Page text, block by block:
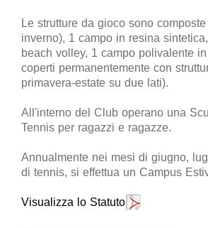
Le strutture da gioco sono
inverno), 1 campo in resina
beach volley, 1 campo polivalente
coperti permanentemente con
primavera-estate su due lati).
All'interno del Club operano una
Tennis per ragazzi e ragazze.
Annualmente nei mesi di giugno,
di tennis, si effettua un Campus
Visualizza lo Statuto